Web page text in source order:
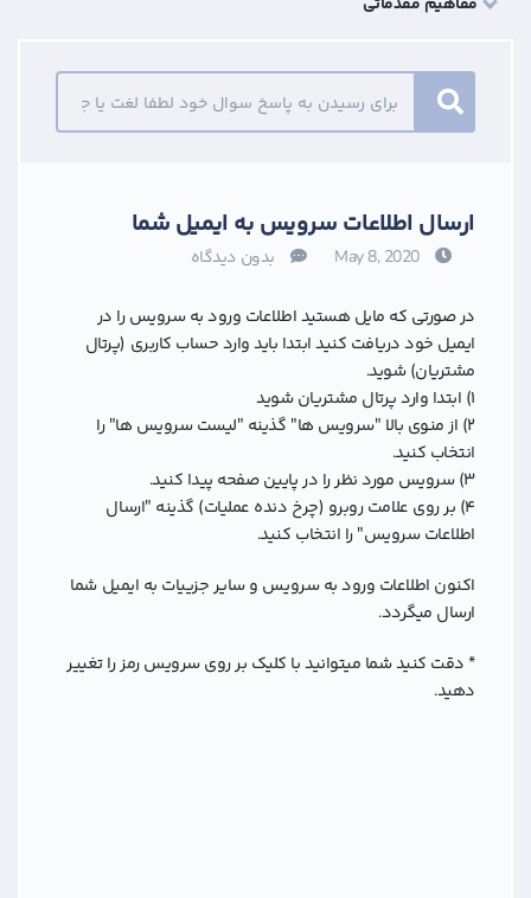
ارسال اطلاعات سرویس به ایمیل شما
May 8, 2020 بدون دیدگاه
در صورتی که مایل هستید اطلاعات ورود به سرویس را در
ایمیل خود دریافت کنید ابتدا باید وارد حساب کاربری (‌پرتال
مشتریان) شوید.
۱) ابتدا وارد پرتال مشتریان شوید
۲) از منوی بالا "سرویس ها" گذینه "لیست سرویس ها" را
انتخاب کنید.
۳) سرویس مورد نظر را در پایین صفحه پیدا کنید.
۴‌) بر روی علامت روبرو (‌چرخ دنده عملیات) گذینه "ارسال
اطلاعات سرویس" را انتخاب کنید.
اکنون اطلاعات ورود به سرویس و سایر جزییات به ایمیل شما
ارسال میگردد.
* دقت کنید شما میتوانید با کلیک بر روی سرویس رمز را تغییر
دهید.